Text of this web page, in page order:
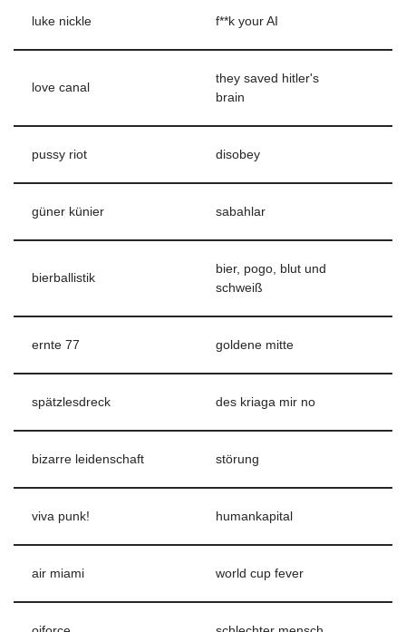
luke nickle f**k your AI
love canal
they saved hitler's
brain
pussy riot disobey
güner künier sabahlar
bierballistik
bier, pogo, blut und
schweiß
ernte 77 goldene mitte
spätzlesdreck des kriaga mir no
bizarre leidenschaft störung
viva punk! humankapital
air miami world cup fever